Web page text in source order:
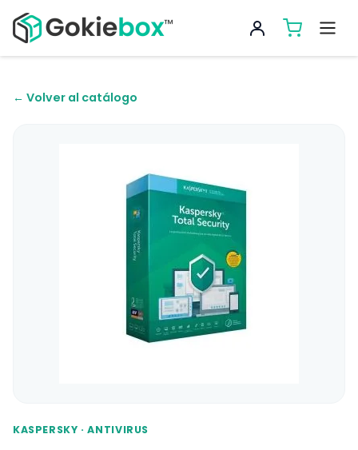
← Volver al catálogo
KASPERSKY · ANTIVIRUS